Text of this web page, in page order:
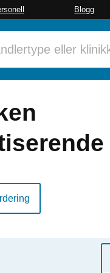
Blogg